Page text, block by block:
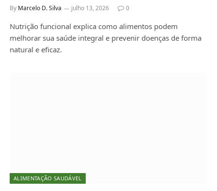
By Marcelo D. Silva julho 13, 2026 0
Nutrição funcional explica como alimentos podem
melhorar sua saúde integral e prevenir doenças de forma
natural e eficaz.
ALIMENTAÇÃO SAUDÁVEL